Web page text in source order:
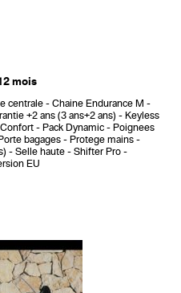
mois
centrale
Chaine Endurance M
+2 ans (3 ans+2 ans)
Keyless
Confort Pack Dynamic
Poignees
Porte bagages
Protege mains
Selle haute
Shifter Pro
EU